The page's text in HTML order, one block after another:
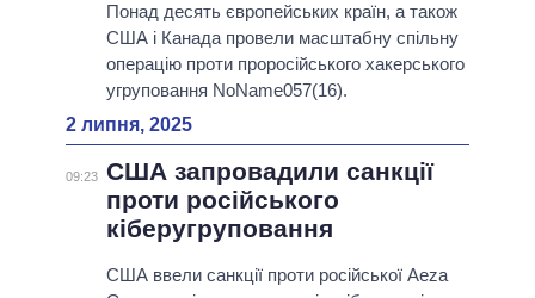
Понад десять європейських країн, а також
США і Канада провели масштабну спільну
операцію проти проросійського хакерського
угруповання NoName057(16).
2 липня, 2025
09:23 США запровадили санкції
проти російського
кіберугруповання
США ввели санкції проти російської Aeza